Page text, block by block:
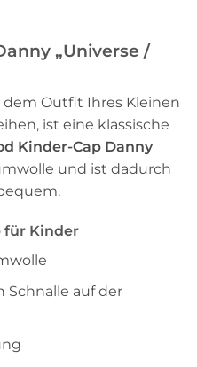
„Universe /
Outfit Ihres Kleinen
ist eine klassische
Kinder-Cap Danny
und ist dadurch
für Kinder
Schnalle auf der